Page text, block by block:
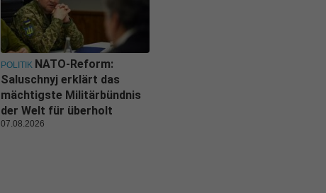
POLITIK NATO-Reform:
Saluschnyj erklärt das
mächtigste Militärbündnis
der Welt für überholt
07.08.2026